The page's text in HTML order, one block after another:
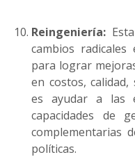
Reingeniería:
cambios
para lograr
en costos,
es ayudar a las
capacidades de
complementarias
políticas.